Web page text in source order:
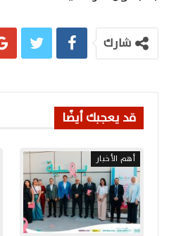
شارك
قد يعجبك أيضًا
أهم الأخبار